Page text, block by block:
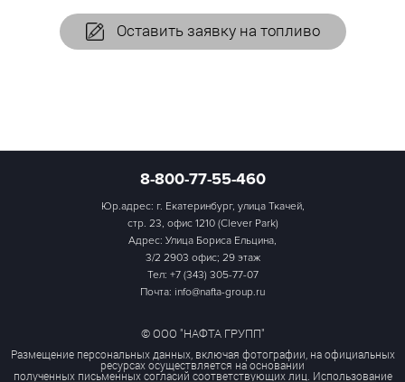
Оставить заявку на топливо
8-800-77-55-460
Юр.адрес: г. Екатеринбург, улица Ткачей,
стр. 23, офис 1210 (Clever Park)
Адрес: Улица Бориса Ельцина,
3/2 2903 офис; 29 этаж
Тел: +7 (343) 305-77-07
Почта: info@nafta-group.ru
© ООО "НАФТА ГРУПП"
Размещение персональных данных, включая фотографии, на официальных
ресурсах осуществляется на основании
полученных письменных согласий соответствующих лиц. Использование